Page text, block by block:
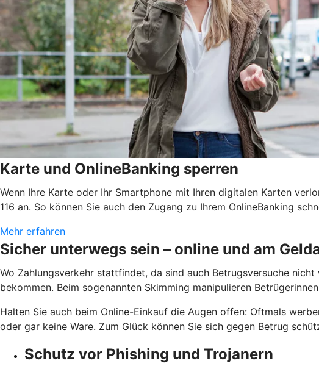
Karte und OnlineBanking sperren
Wenn Ihre Karte oder Ihr Smartphone mit Ihren digitalen Karten
116 an. So können Sie auch den Zugang zu Ihrem OnlineBanking
Mehr erfahren
Sicher unterwegs sein – online und am
Wo Zahlungsverkehr stattfindet, da sind auch Betrugsversuche
bekommen. Beim sogenannten Skimming manipulieren
Halten Sie auch beim Online-Einkauf die Augen offen: Oftmals
oder gar keine Ware. Zum Glück können Sie sich gegen Betrug
Schutz vor Phishing und Trojanern